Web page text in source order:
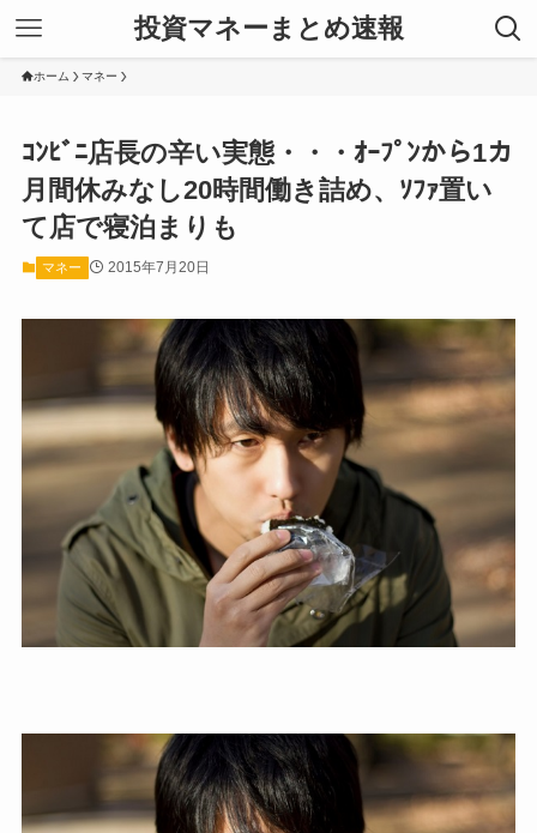
投資マネーまとめ速報
ホーム マネー
ｺﾝﾋﾞﾆ店長の辛い実態・・・ｵｰﾌﾟﾝから1カ
月間休みなし20時間働き詰め、ｿﾌｧ置い
て店で寝泊まりも
マネー 2015年7月20日